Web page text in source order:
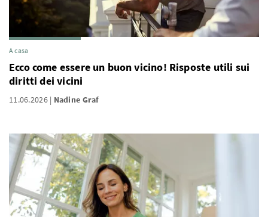
A casa
Ecco come essere un buon vicino! Risposte utili sui
diritti dei vicini
11.06.2026 Nadine Graf